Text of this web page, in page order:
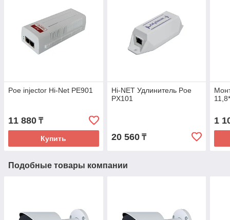
Poe injector Hi-Net PE901
11 880 ₸
Купить
Hi-NET Удлинитель Poe
PX101
20 560₸
1
Подобные товары компании